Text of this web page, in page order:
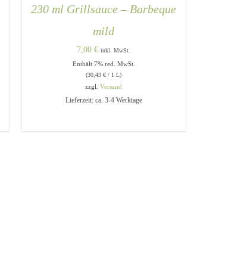
IN DEN WARENKORB
VIEW
230 ml Grillsauce – Barbeque
mild
7,00€ inkl. MwSt.
Enthält 7% red. MwSt.
(30,43€ / 1 L)
zzgl.Versand
Lieferzeit: ca. 3-4 Werktage